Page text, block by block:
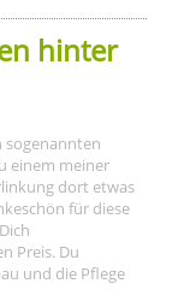
hinter
sogenannten
einem meiner
dort etwas
für diese
Preis. Du
und die Pflege